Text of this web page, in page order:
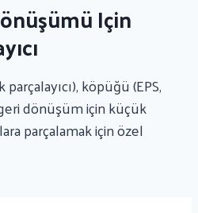
Için
köpüğü (EPS,
geri dönüşüm için küçük
parçalamak için özel